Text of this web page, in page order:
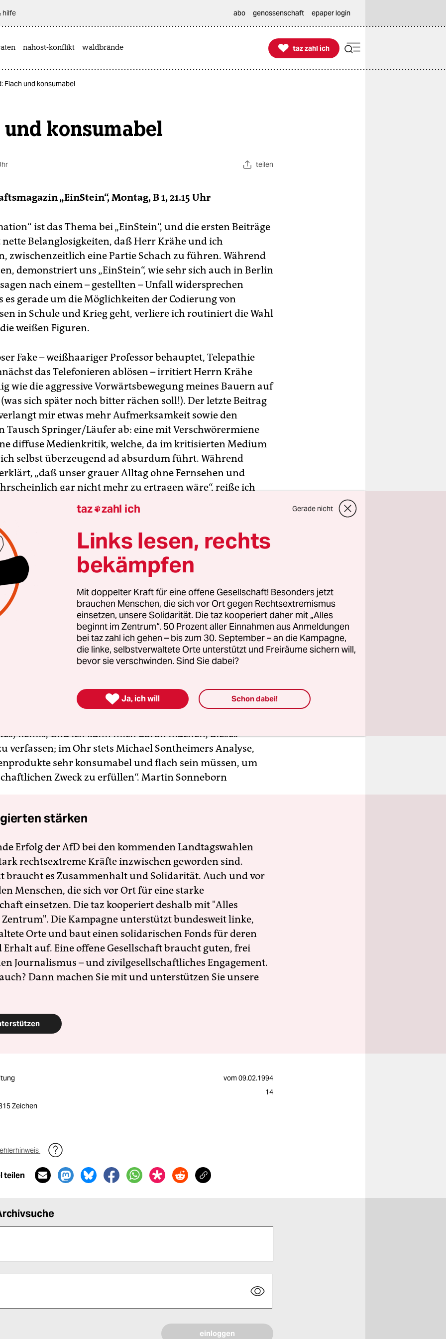
hilfe abo genossenschaft epaper login
nahost-konflikt waldbrände 
taz zahl ich
taz zahl ich
Flach und konsumabel
und konsumabel
teilen
„EinStein“, Montag, B 1, 21.15 Uhr
ist das Thema bei „EinStein“, und die ersten Beiträge
Belanglosigkeiten, daß Herr Krähe und ich
zwischenzeitlich eine Partie Schach zu führen. Während
demonstriert uns „EinStein“, wie sehr sich auch in Berlin
nach einem – gestellten – Unfall widersprechen
es gerade um die Möglichkeiten der Codierung von
in Schule und Krieg geht, verliere ich routiniert die Wahl
weißen Figuren.
Fake – weißhaariger Professor behauptet, Telepathie
das Telefonieren ablösen – irritiert Herrn Krähe
wie die aggressive Vorwärtsbewegung meines Bauern auf
sich später noch bitter rächen soll!). Der letzte Beitrag
mir etwas mehr Aufmerksamkeit sowie den
Tausch Springer/Läufer ab: eine mit Verschwörermiene
diffuse Medienkritik, welche, da im kritisierten Medium
selbst überzeugend ad absurdum führt. Während
„daß unser grauer Alltag ohne Fernsehen und
gar nicht mehr zu ertragen wäre“, reiße ich
Erwarten nimmt Krähe dieses anscheinend als die
vom eintönigen Arbeitsalltag und den Anforderungen der
die „EinStein“ als Aufgabe und Legitimation der
und kontert plump über einen „innerhalb eines
gemeinschaftlich festgelegten Code der
„Schach!“ Während ich fieberhaft an einer
(Opfer-)Kombination“ (Helmut Pfleger,Zeit ) arbeite,
dem Schirm überraschend Michael Sontheimer und
welche Verrücktheit darin besteht, daß die
dafür sorgen muß, daß die Leute das Zeug
wieder neu konsumieren können.
Remis, und ich kann mich daran machen, dieses
verfassen; im Ohr stets Michael Sontheimers Analyse,
sehr konsumabel und flach sein müssen, um
Zweck zu erfüllen“. Martin Sonneborn
stärken
Erfolg der AfD bei den kommenden Landtagswahlen
rechtsextreme Kräfte inzwischen geworden sind.
braucht es Zusammenhalt und Solidarität. Auch und vor
Menschen, die sich vor Ort für eine starke
einsetzen. Die taz kooperiert deshalb mit "Alles
Die Kampagne unterstützt bundesweit linke,
Orte und baut einen solidarischen Fonds für deren
Erhalt auf. Eine offene Gesellschaft braucht guten, frei
Journalismus – und zivilgesellschaftliches Engagement.
Dann machen Sie mit und unterstützen Sie unsere
vom09.02.1994
14
Zeichen
teilen
taz zahl ich Gerade nicht
Links lesen, rechts
bekämpfen
Mit doppelter Kraft für eine offene Gesellschaft! Besonders jetzt
brauchen Menschen, die sich vor Ort gegen Rechtsextremismus
einsetzen, unsere Solidarität. Die taz kooperiert daher mit „Alles
beginnt im Zentrum“. 50 Prozent aller Einnahmen aus Anmeldungen
bei taz zahl ich gehen – bis zum 30. September – an die Kampagne,
die linke, selbstverwaltete Orte unterstützt und Freiräume sichern will,
bevor sie verschwinden. Sind Sie dabei?
 Ja, ich will Schon dabei!